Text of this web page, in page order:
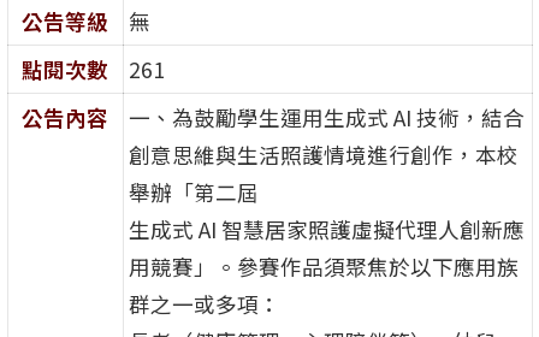
公告等級
無
點閱次數
261
公告內容
一、為鼓勵學生運用生成式 AI 技術，結合
創意思維與生活照護情境進行創作，本校
舉辦「第二屆
生成式 AI 智慧居家照護虛擬代理人創新應
用競賽」。參賽作品須聚焦於以下應用族
群之一或多項：